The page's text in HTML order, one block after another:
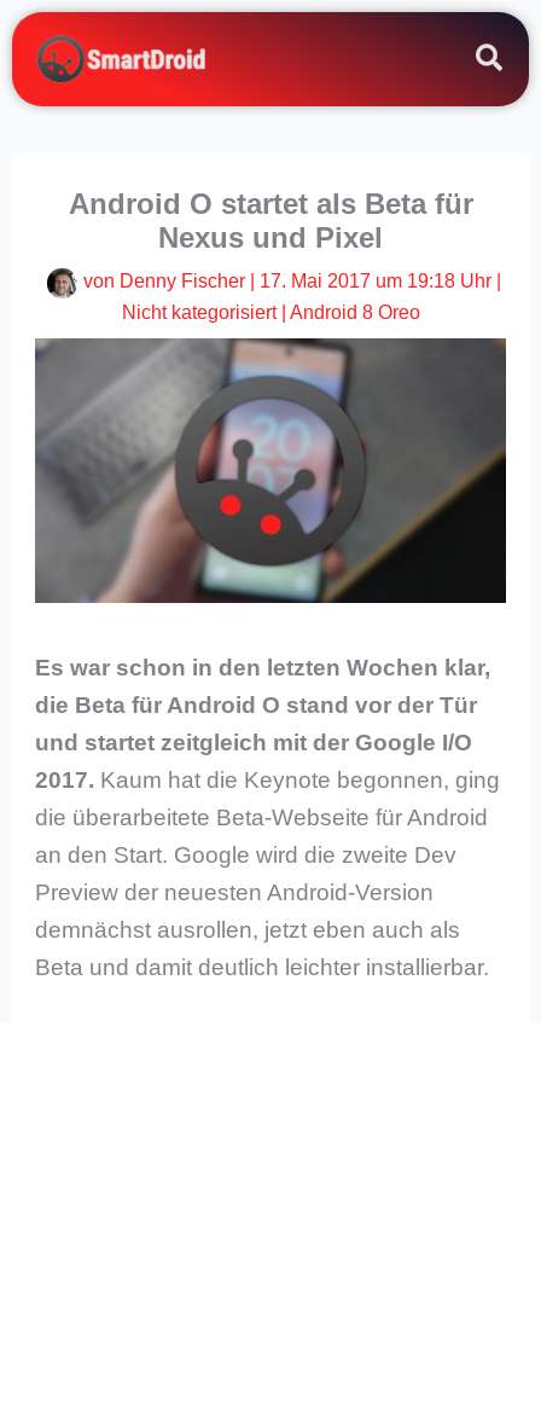
Zum
Inhalt
springen
Android O startet als Beta für
Nexus und Pixel
von Denny Fischer 17. Mai 2017 um 19:18 Uhr|
Nicht kategorisiert| Android 8 Oreo
Es war schon in den letzten Wochen klar,
die Beta für Android O stand vor der Tür
und startet zeitgleich mit der Google I/O
2017. Kaum hat die Keynote begonnen, ging
die überarbeitete Beta-Webseite für Android
an den Start. Google wird die zweite Dev
Preview der neuesten Android-Version
demnächst ausrollen, jetzt eben auch als
Beta und damit deutlich leichter installierbar.